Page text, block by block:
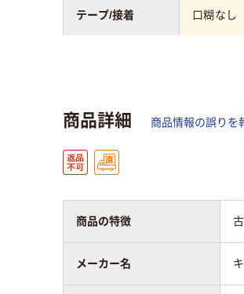
口糊なし
テープ/接着
質量
アスクル商品環境
スコア
商品詳細 商品情報の誤りを
商品の特徴
メーカー名